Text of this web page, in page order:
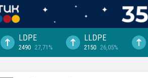
LDPE
2490 27,71%
LLDPE
2150 26,05%